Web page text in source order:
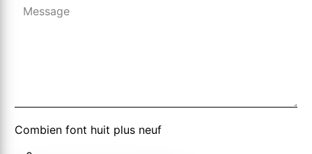
Combien font huit plus neuf